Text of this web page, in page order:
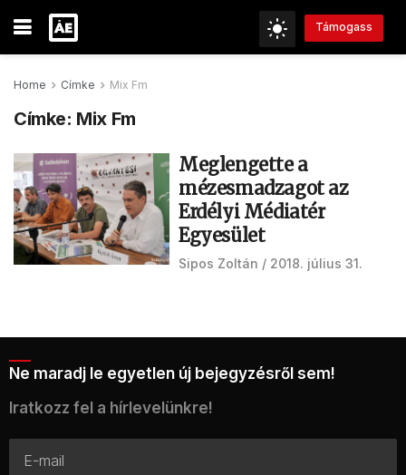
Támogass
Home Címke Mix Fm
Címke: Mix Fm
Meglengette a
mézesmadzagot az
Erdélyi Médiatér
Egyesület
Sipos Zoltán 2018. július 31.
Ne maradj le egyetlen új bejegyzésről sem!
Iratkozz fel a hírlevelünkre!